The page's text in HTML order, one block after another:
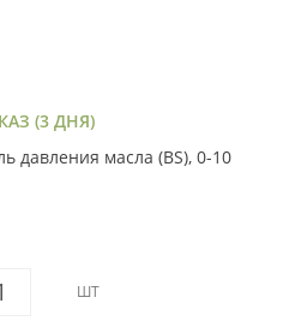
(3 ДНЯ)
давления масла (BS), 0-10
ШТ